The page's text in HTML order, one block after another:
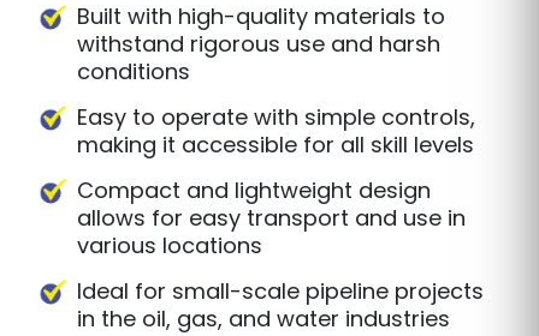
Built with high-quality materials to
withstand rigorous use and harsh
conditions
Easy to operate with simple controls,
making it accessible for all skill levels
Compact and lightweight design
allows for easy transport and use in
various locations
Ideal for small-scale pipeline projects
in the oil, gas, and water industries